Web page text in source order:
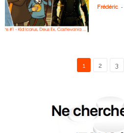
Frédéric -
1 2 3